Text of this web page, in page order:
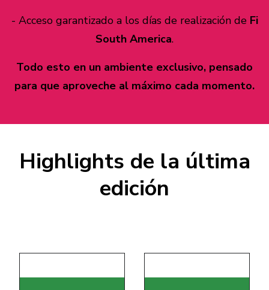
- Acceso garantizado a los días de realización de Fi
South America.
Todo esto en un ambiente exclusivo, pensado
para que aproveche al máximo cada momento.
Highlights de la última
edición